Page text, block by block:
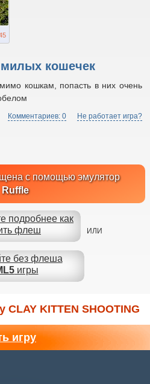
милых кошечек
кошкам, попасть в них очень
Комментариев: 0 Не работает игра?
с помощью эмулятор
Ruffle
подробнее как
флеш
ИЛИ
без флеша
игры
KITTEN SHOOTING
игру